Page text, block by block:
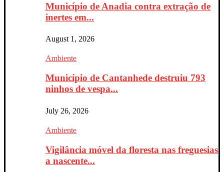
Município de Anadia contra extração de
inertes em...
August 1, 2026
Ambiente
Município de Cantanhede destruiu 793
ninhos de vespa...
July 26, 2026
Ambiente
Vigilância móvel da floresta nas freguesias
a nascente...